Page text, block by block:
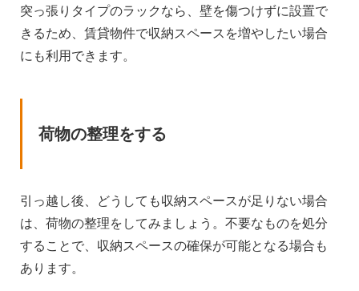
突っ張りタイプのラックなら、壁を傷つけずに設置で
きるため、賃貸物件で収納スペースを増やしたい場合
にも利用できます。
荷物の整理をする
引っ越し後、どうしても収納スペースが足りない場合
は、荷物の整理をしてみましょう。不要なものを処分
することで、収納スペースの確保が可能となる場合も
あります。